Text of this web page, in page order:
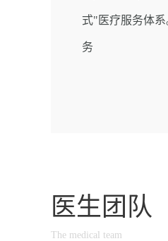
式"医疗服务体
务
医生团队
The medical team